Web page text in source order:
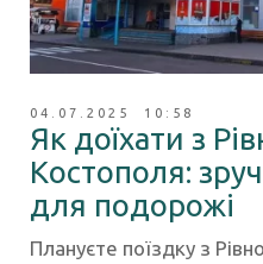
04.07.2025 10:58
Як доїхати з
Костополя:
для подорожі
Плануєте поїздку з